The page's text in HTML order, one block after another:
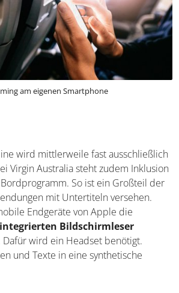
am eigenen Smartphone
wird mittlerweile fast ausschließlich
Virgin Australia steht zudem Inklusion
So ist ein Großteil der
mit Untertiteln versehen.
Endgeräte von Apple die
Bildschirmleser
Dafür wird ein Headset benötigt.
und Texte in eine synthetische